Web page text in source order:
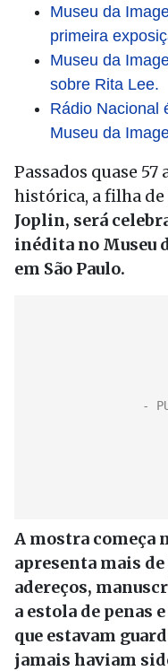
Museu da
primeira
Museu da
sobre Rita Lee.
Rádio Nacional
Museu da
Passados quase
histórica, a filha de
Joplin, será
inédita no Museu
em São Paulo.
A mostra começa
apresenta mais
adereços,
a estola de penas
que estavam
jamais haviam